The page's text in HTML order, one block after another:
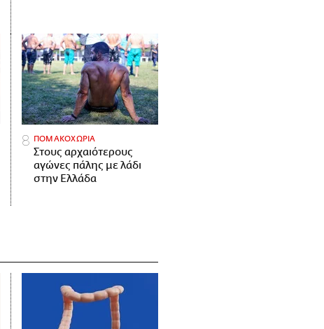
ΠΟΜΑΚΟΧΩΡΙΑ
Στους αρχαιότερους
αγώνες πάλης με λάδι
στην Ελλάδα